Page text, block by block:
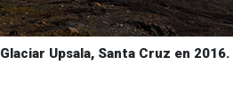
Glaciar Upsala, Santa Cruz en